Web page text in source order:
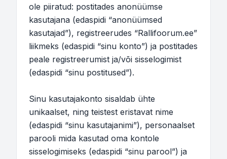
ole piiratud: postitades anonüümse
kasutajana (edaspidi “anonüümsed
kasutajad”), registreerudes “Rallifoorum.ee”
liikmeks (edaspidi “sinu konto”) ja postitades
peale registreerumist ja/või sisselogimist
(edaspidi “sinu postitused”).
Sinu kasutajakonto sisaldab ühte
unikaalset, ning teistest eristavat nime
(edaspidi “sinu kasutajanimi”), personaalset
parooli mida kasutad oma kontole
sisselogimiseks (edaspidi “sinu parool”) ja